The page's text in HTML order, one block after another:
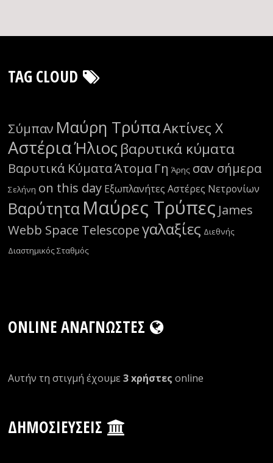
TAG CLOUD
Σύμπαν Μαύρη ΤρύπαΑκτίνες Χ
ΑστέριαΉλιος βαρυτικά κύματα
Βαρυτικά ΚύματαΆτομα Γη Άρης σαν σήμερα
Σελήνη on this day Εξωπλανήτες Αστέρες Νετρονίων
Βαρύτητα Μαύρες Τρύπες James
Webb Space Telescope γαλαξίες Διεθνής
Διαστημικός Σταθμός
ONLINE ΑΝΑΓΝΏΣΤΕΣ
Αυτήν τη στιγμή έχουμε3 xρήστες οnline
ΔΗΜΟΣΙΕΎΣΕΙΣ